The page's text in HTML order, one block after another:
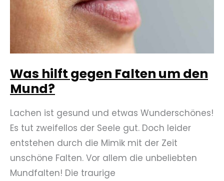
Was hilft gegen Falten um den
Mund?
Lachen ist gesund und etwas Wunderschönes!
Es tut zweifellos der Seele gut. Doch leider
entstehen durch die Mimik mit der Zeit
unschöne Falten. Vor allem die unbeliebten
Mundfalten! Die traurige